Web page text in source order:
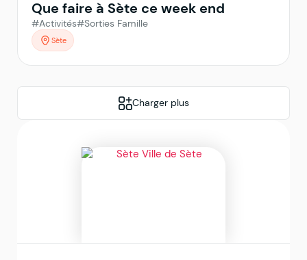
Que faire à Sète ce week end
#Activités#Sorties Famille
Sète
Charger plus